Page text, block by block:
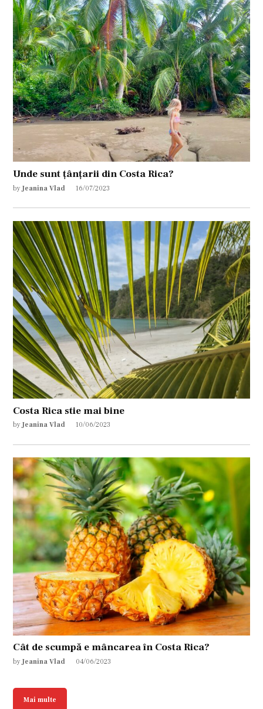
Unde sunt țânțarii din Costa Rica?
by Jeanina Vlad 16/07/2023
Costa Rica stie mai bine
by Jeanina Vlad 10/06/2023
Cât de scumpă e mâncarea în Costa Rica?
by Jeanina Vlad 04/06/2023
Mai multe